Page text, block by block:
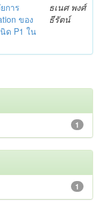
การ
ของ
ด P1 ใน
ธเนศ พงศ์
ธีรัตน์
1
1